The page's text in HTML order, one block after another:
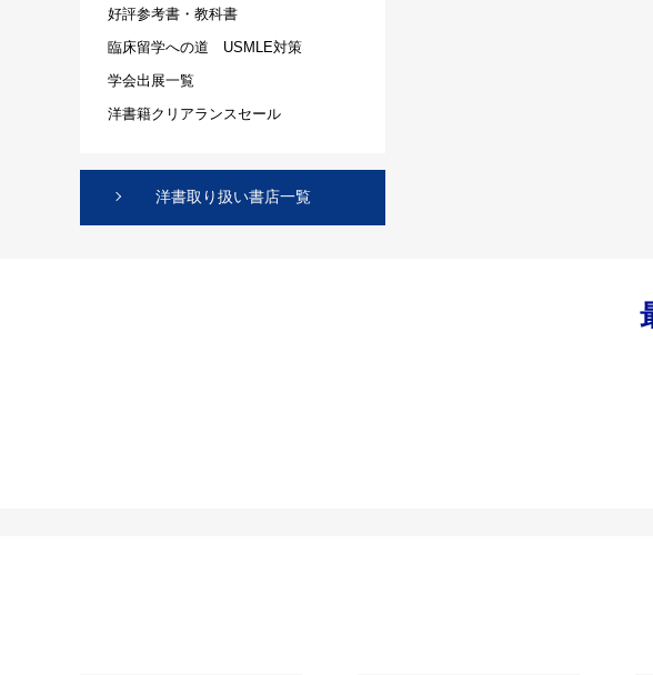
好評参考書・教科書
臨床留学への道 USMLE対策
学会出展一覧
洋書籍クリアランスセール
洋書取り扱い書店一覧